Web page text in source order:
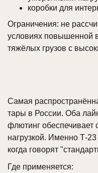
коробки для
Ограничения: не
условиях повышенной
тяжёлых грузов с
Самая
тары в России. Оба
флютинг обеспечивает
нагрузкой. Именно Т-
когда говорят
Где применяется: